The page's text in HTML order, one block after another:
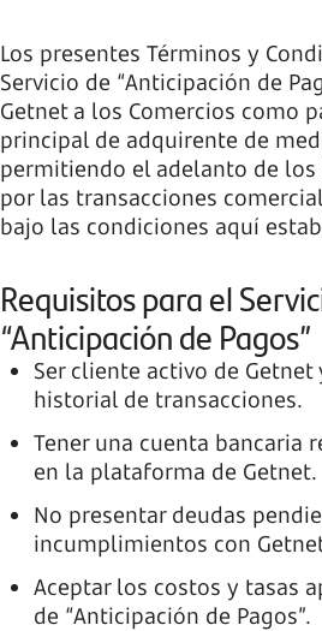
Los presentes Términos y
Servicio de “Anticipación de
Getnet a los Comercios como
principal de adquirente de
permitiendo el adelanto de
por las transacciones
bajo las condiciones aquí
Requisitos para el
“Anticipación de Pagos”
Ser cliente activo de
historial de transacciones.
Tener una cuenta bancaria
en la plataforma de Getnet.
No presentar deudas
incumplimientos con
Aceptar los costos y tasas
de “Anticipación de Pagos”.